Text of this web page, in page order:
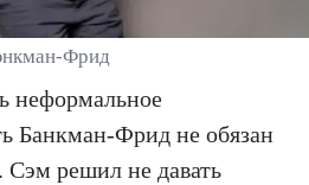
Фрид
неформальное
Банкман-Фрид не обязан
Сэм решил не давать